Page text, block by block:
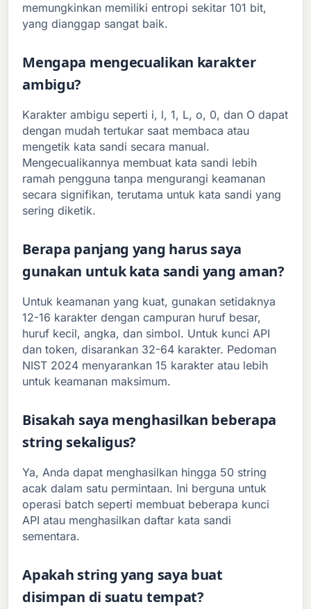
memungkinkan memiliki entropi sekitar 101 bit,
yang dianggap sangat baik.
Mengapa mengecualikan karakter
ambigu?
Karakter ambigu seperti i, l, 1, L, o, 0, dan O dapat
dengan mudah tertukar saat membaca atau
mengetik kata sandi secara manual.
Mengecualikannya membuat kata sandi lebih
ramah pengguna tanpa mengurangi keamanan
secara signifikan, terutama untuk kata sandi yang
sering diketik.
Berapa panjang yang harus saya
gunakan untuk kata sandi yang aman?
Untuk keamanan yang kuat, gunakan setidaknya
12-16 karakter dengan campuran huruf besar,
huruf kecil, angka, dan simbol. Untuk kunci API
dan token, disarankan 32-64 karakter. Pedoman
NIST 2024 menyarankan 15 karakter atau lebih
untuk keamanan maksimum.
Bisakah saya menghasilkan beberapa
string sekaligus?
Ya, Anda dapat menghasilkan hingga 50 string
acak dalam satu permintaan. Ini berguna untuk
operasi batch seperti membuat beberapa kunci
API atau menghasilkan daftar kata sandi
sementara.
Apakah string yang saya buat
disimpan di suatu tempat?